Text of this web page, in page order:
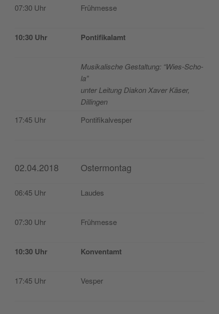
07:30 Uhr Früh­mes­se
10:30 Uhr Pon­ti­fi­ka­lamt
Musi­ka­lis­che Ges­tal­tung: “Wies-Scho­
la”
unter Lei­tung Dia­kon Xaver Käser,
Dillingen
17:45 Uhr
Pon­ti­fi­kal­ves­per
02.04.2018 Ostermontag
06:45 Uhr Lau­des
07:30 Uhr Früh­mes­se
10:30 Uhr Kon­ven­tamt
17:45 Uhr Ves­per